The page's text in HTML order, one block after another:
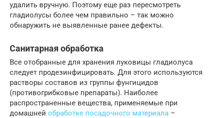
удалить вручную. Поэтому еще раз пересмотреть
гладиолусы более чем правильно – так можно
обнаружить не выявленные ранее дефекты.
Санитарная обработка
Все отобранные для хранения луковицы гладиолуса
следует продезинфицировать. Для этого используются
растворы составов из группы фунгицидов
(противогрибковые препараты). Наиболее
распространенные вещества, применяемые при
домашней обработке посадочного материала –